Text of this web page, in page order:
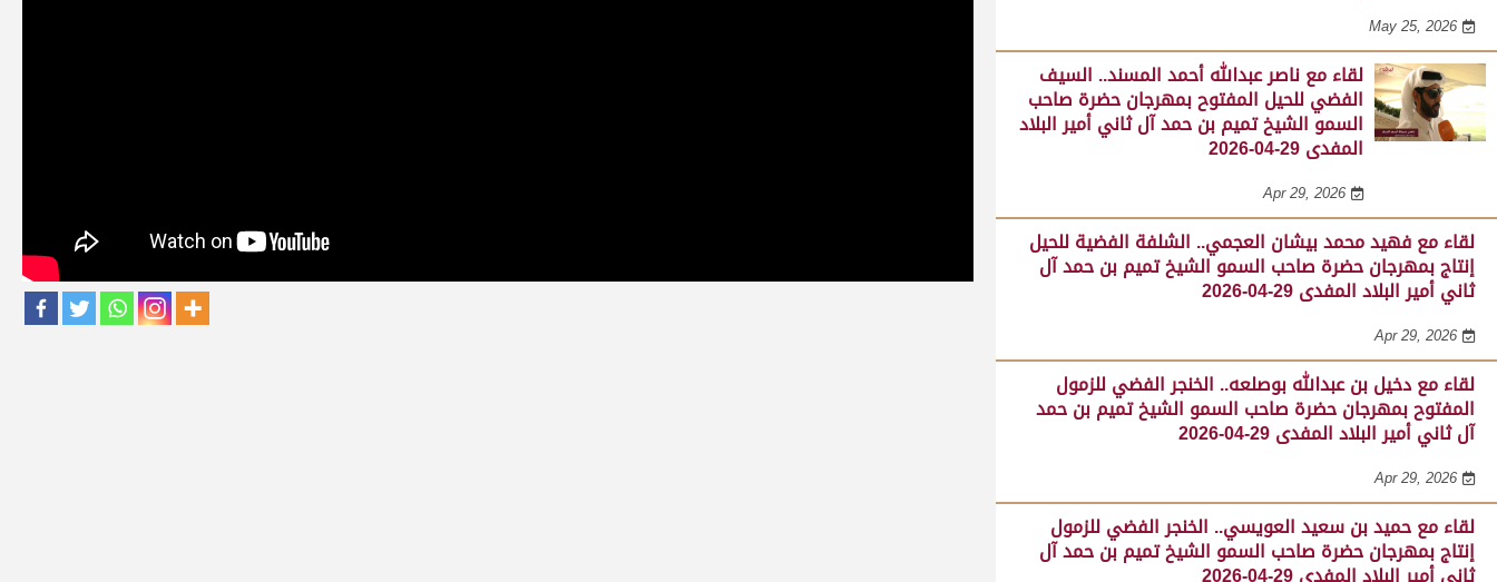
May 25, 2026
لقاء مع ناصر عبدالله أحمد المسند.. السيف
الفضي للحيل المفتوح بمهرجان حضرة صاحب
السمو الشيخ تميم بن حمد آل ثاني أمير البلاد
المفدى 29-04-2026
Apr 29, 2026
لقاء مع فهيد محمد بيشان العجمي.. الشلفة الفضية للحيل
إنتاج بمهرجان حضرة صاحب السمو الشيخ تميم بن حمد آل
ثاني أمير البلاد المفدى 29-04-2026
Apr 29, 2026
لقاء مع دخيل بن عبدالله بوصلعه.. الخنجر الفضي للزمول
المفتوح بمهرجان حضرة صاحب السمو الشيخ تميم بن حمد
آل ثاني أمير البلاد المفدى 29-04-2026
Apr 29, 2026
لقاء مع حميد بن سعيد العويسي.. الخنجر الفضي للزمول
إنتاج بمهرجان حضرة صاحب السمو الشيخ تميم بن حمد آل